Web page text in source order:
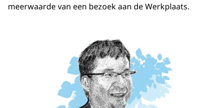
meerwaarde van een bezoek aan de Werkplaats.